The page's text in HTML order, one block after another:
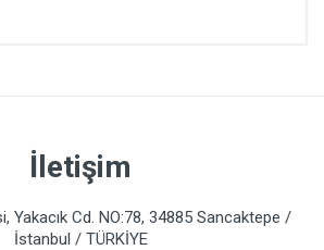
İletişim
Yakacık Cd. NO:78, 34885 Sancaktepe /
İstanbul / TÜRKİYE